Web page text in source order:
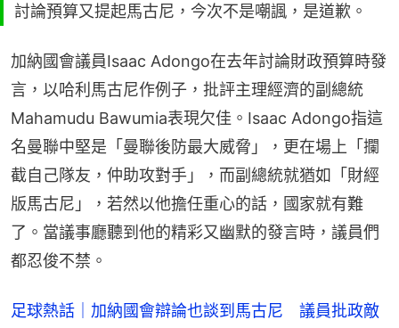
討論預算又提起馬古尼，今次不是嘲諷，是道歉。
加納國會議員Isaac Adongo在去年討論財政預算時發
言，以哈利馬古尼作例子，批評主理經濟的副總統
Mahamudu Bawumia表現欠佳。Isaac Adongo指這
名曼聯中堅是「曼聯後防最大威脅」，更在場上「攔
截自己隊友，仲助攻對手」，而副總統就猶如「財經
版馬古尼」，若然以他擔任重心的話，國家就有難
了。當議事廳聽到他的精彩又幽默的發言時，議員們
都忍俊不禁。
足球熱話｜加納國會辯論也談到馬古尼　議員批政敵